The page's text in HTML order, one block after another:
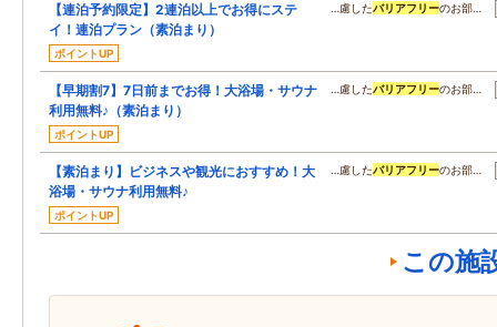
【連泊予約限定】2連泊以上でお得にステ
イ！連泊プラン（素泊まり）
ポイントUP
…慮したバリアフリーのお部…
【早期割7】7日前までお得！大浴場・サウナ
利用無料♪（素泊まり）
ポイントUP
…慮したバリアフリーのお部…
【素泊まり】ビジネスや観光におすすめ！大
浴場・サウナ利用無料♪
ポイントUP
…慮したバリアフリーのお部…
この施